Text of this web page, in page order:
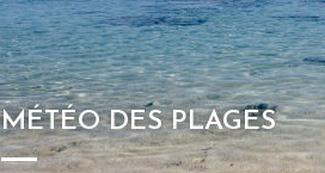
MÉTÉO DES PLAGES